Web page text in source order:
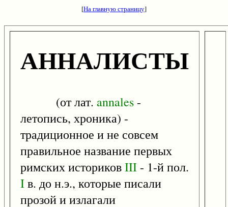
[На главную страницу]
АННАЛИСТЫ
(от лат. annales -
летопись, хроника) -
традиционное и не совсем
правильное название первых
римских историковIII - 1-й пол.
Iв. до н.э., которые писали
прозой и излагали